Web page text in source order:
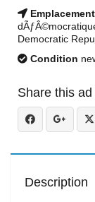
Emplacement
Democratic
Condition
Share this ad
Description